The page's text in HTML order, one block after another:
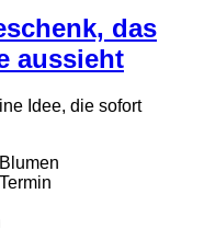
das
aussieht
Idee, die sofort